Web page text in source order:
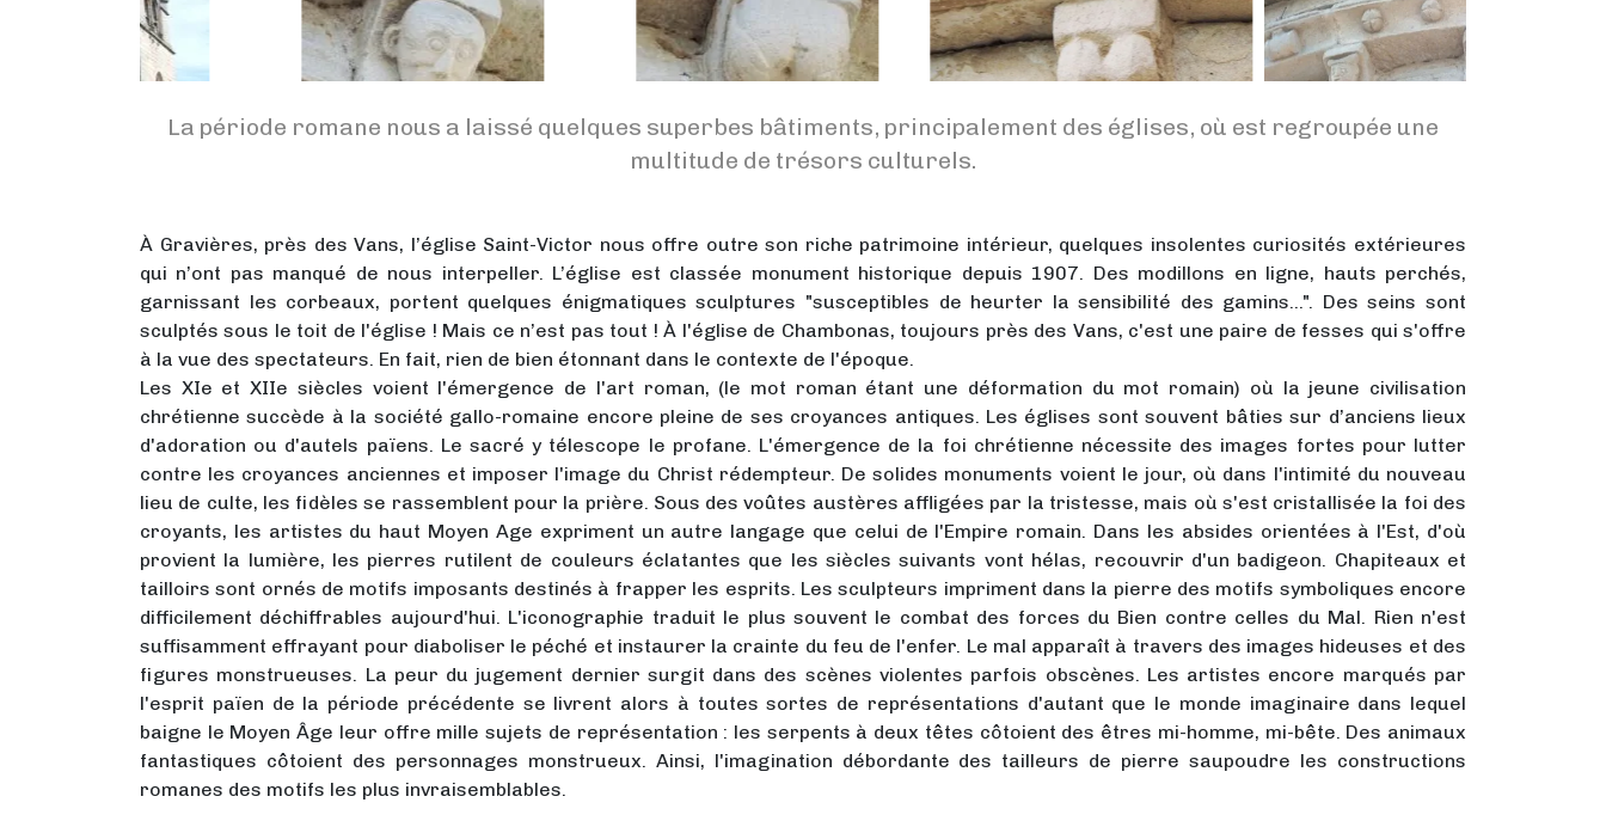
La période romane nous a laissé quelques superbes bâtiments, principalement des églises, où est regroupée une
multitude de trésors culturels.
À Gravières, près des Vans, l’église Saint-Victor nous offre outre son riche patrimoine intérieur, quelques insolentes curiosités extérieures
qui n’ont pas manqué de nous interpeller. L’église est classée monument historique depuis 1907. Des modillons en ligne, hauts perchés,
garnissant les corbeaux, portent quelques énigmatiques sculptures "susceptibles de heurter la sensibilité des gamins...". Des seins sont
sculptés sous le toit de l'église ! Mais ce n’est pas tout ! À l'église de Chambonas, toujours près des Vans, c'est une paire de fesses qui s'offre
à la vue des spectateurs. En fait, rien de bien étonnant dans le contexte de l'époque.
Les XIe et XIIe siècles voient l'émergence de l'art roman, (le mot roman étant une déformation du mot romain) où la jeune civilisation
chrétienne succède à la société gallo-romaine encore pleine de ses croyances antiques. Les églises sont souvent bâties sur d’anciens lieux
d'adoration ou d'autels païens. Le sacré y télescope le profane. L'émergence de la foi chrétienne nécessite des images fortes pour lutter
contre les croyances anciennes et imposer l'image du Christ rédempteur. De solides monuments voient le jour, où dans l'intimité du nouveau
lieu de culte, les fidèles se rassemblent pour la prière. Sous des voûtes austères affligées par la tristesse, mais où s'est cristallisée la foi des
croyants, les artistes du haut Moyen Age expriment un autre langage que celui de l'Empire romain. Dans les absides orientées à l'Est, d'où
provient la lumière, les pierres rutilent de couleurs éclatantes que les siècles suivants vont hélas, recouvrir d'un badigeon. Chapiteaux et
tailloirs sont ornés de motifs imposants destinés à frapper les esprits. Les sculpteurs impriment dans la pierre des motifs symboliques encore
difficilement déchiffrables aujourd'hui. L'iconographie traduit le plus souvent le combat des forces du Bien contre celles du Mal. Rien n'est
suffisamment effrayant pour diaboliser le péché et instaurer la crainte du feu de l'enfer. Le mal apparaît à travers des images hideuses et des
figures monstrueuses. La peur du jugement dernier surgit dans des scènes violentes parfois obscènes. Les artistes encore marqués par
l'esprit païen de la période précédente se livrent alors à toutes sortes de représentations d'autant que le monde imaginaire dans lequel
baigne le Moyen Âge leur offre mille sujets de représentation : les serpents à deux têtes côtoient des êtres mi-homme, mi-bête. Des animaux
fantastiques côtoient des personnages monstrueux. Ainsi, l'imagination débordante des tailleurs de pierre saupoudre les constructions
romanes des motifs les plus invraisemblables.